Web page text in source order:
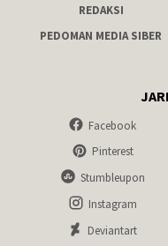
REDAKSI
PEDOMAN MEDIA SIBER
Facebook
Pinterest
Stumbleupon
Instagram
Deviantart